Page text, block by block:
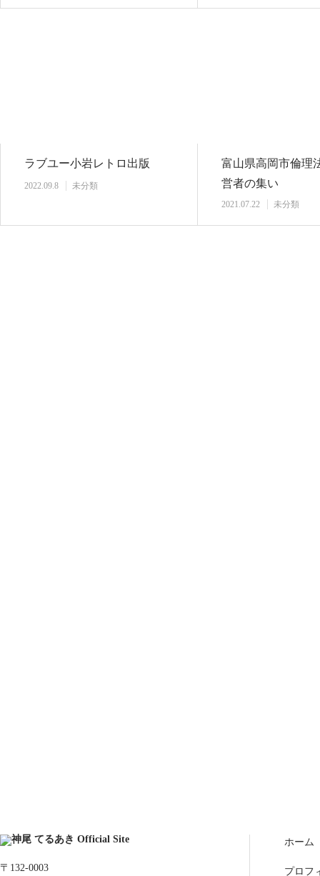
ラブユー小岩レトロ出版
2022.09.8 未分類
富山県高岡市倫理
営者の集い
2021.07.22 未分類
〒132-0003
ホーム
プロフ